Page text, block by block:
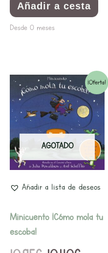
Añadir a cesta
Desde 0 meses
¡Oferta!
AGOTADO
Añadir a lista de deseos
Minicuento ¡Cómo mola tu
escoba!
El
precio
original
era:
10,95€.
El
precio
actual
es:
10,40€.